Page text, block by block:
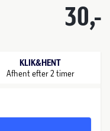
30,-
KLIK&HENT
Afhent efter 2 timer